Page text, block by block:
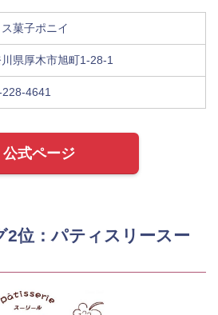
ス菓子ポニイ
県厚木市旭町1-28-1
4641
公式ページ
2位：パティスリースー